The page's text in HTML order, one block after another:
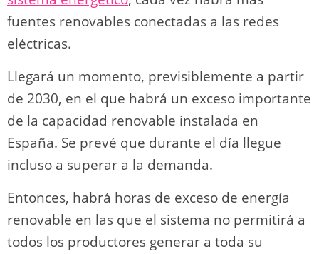
fuentes renovables conectadas a las redes
eléctricas.
Llegará un momento, previsiblemente a partir
de 2030, en el que habrá un exceso importante
de la capacidad renovable instalada en
España. Se prevé que durante el día llegue
incluso a superar a la demanda.
Entonces, habrá horas de exceso de energía
renovable en las que el sistema no permitirá a
todos los productores generar a toda su